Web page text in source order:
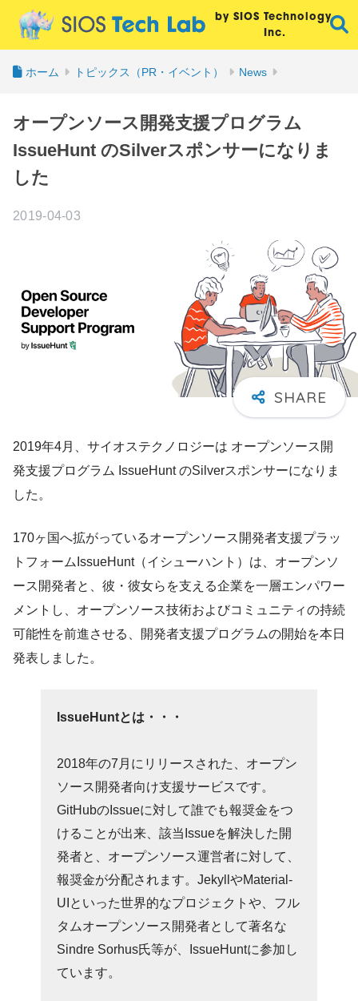
by SIOS Technology,
Inc.
ホーム トピックス（PR・イベント） News
オープンソース開発支援プログラム
IssueHunt のSilverスポンサーになりま
した
2019-04-03
2019年4月、サイオステクノロジーは オープンソース開
発支援プログラム IssueHunt のSilverスポンサーになりま
した。
170ヶ国へ拡がっているオープンソース開発者支援プラッ
トフォームIssueHunt（イシューハント）は、オープンソ
ース開発者と、彼・彼女らを支える企業を一層エンパワー
メントし、オープンソース技術およびコミュニティの持続
可能性を前進させる、開発者支援プログラムの開始を本日
発表しました。
IssueHuntとは・・・
2018年の7月にリリースされた、オープン
ソース開発者向け支援サービスです。
GitHubのIssueに対して誰でも報奨金をつ
けることが出来、該当Issueを解決した開
発者と、オープンソース運営者に対して、
報奨金が分配されます。JekyllやMaterial-
UIといった世界的なプロジェクトや、フル
タムオープンソース開発者として著名な
Sindre Sorhus氏等が、IssueHuntに参加し
ています。